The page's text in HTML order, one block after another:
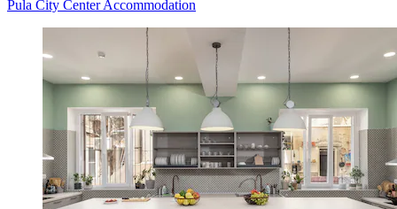
Pula City Center Accommodation